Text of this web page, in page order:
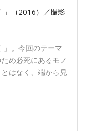
」（2016）／撮影
」。今回のテーマ
め必死にあるモノ
はなく、端から見